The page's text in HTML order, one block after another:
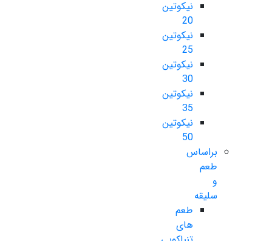
نیکوتین
20
نیکوتین
25
نیکوتین
30
نیکوتین
35
نیکوتین
50
براساس
طعم
و
سلیقه
طعم
های